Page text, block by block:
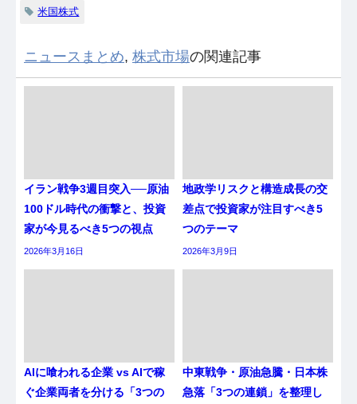
米国株式
ニュースまとめ, 株式市場の関連記事
イラン戦争3週目突入──原油
100ドル時代の衝撃と、投資
家が今見るべき5つの視点
2026年3月16日
地政学リスクと構造成長の交
差点で投資家が注目すべき5
つのテーマ
2026年3月9日
AIに喰われる企業 vs AIで稼
ぐ企業両者を分ける「3つの
中東戦争・原油急騰・日本株
急落「3つの連鎖」を整理し